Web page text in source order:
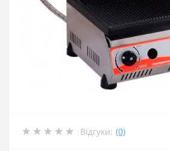
Відгуки: (0)